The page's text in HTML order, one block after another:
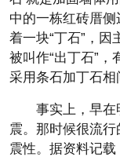
中的一栋红砖厝
着一块“丁石”，因
被叫作“出丁石”
采用条石加丁石相
事实上，早
震。那时候很流行
震性。据资料记